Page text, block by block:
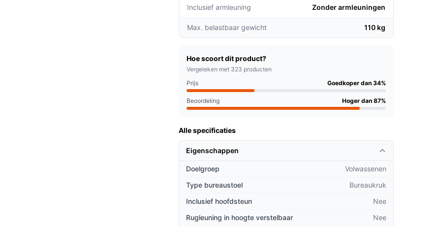
Inclusief armleuning Zonder armleuningen
Max. belastbaar gewicht 110 kg
Hoe scoort dit product?
Vergeleken met 323 producten
Prijs
Goedkoper dan 34%
Beoordeling Hoger dan 87%
Alle specificaties
Eigenschappen
Doelgroep
Volwassenen
Type bureaustoel
Bureaukruk
Inclusief hoofdsteun
Nee
Rugleuning in hoogte verstelbaar
Nee